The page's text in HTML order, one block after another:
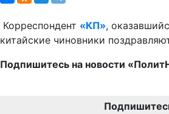
​ Корреспондент «КП»,
китайские чиновники
Подпишитесь на новости